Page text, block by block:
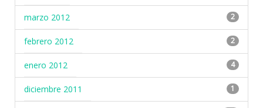
marzo 2012 2
febrero 2012 2
enero 2012 4
diciembre 2011 1